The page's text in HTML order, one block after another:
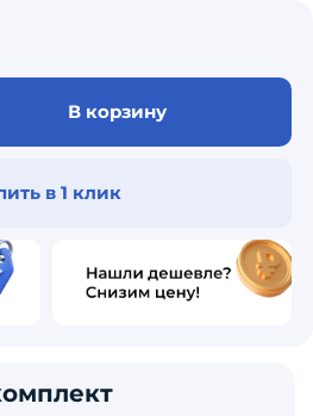
В корзину
в 1 клик